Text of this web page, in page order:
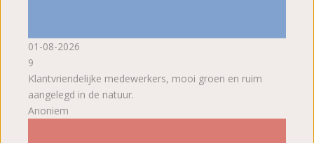
01-08-2026
9
Klantvriendelijke medewerkers, mooi groen en ruim
aangelegd in de natuur.
Anoniem